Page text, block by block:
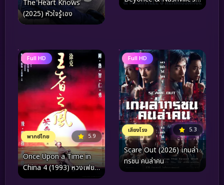
The Heart Knows
(2025) หัวใจรู้เอง
Renaissance (2024)
Full HD
พากย์ไทย 5.9
Once Upon a Time in
China 4 (1993) หวงเฟย
หง 4 บรมคนพิทักษ์ชาติ
Full HD
เสียงโรง 5.3
Scare Out (2026) เกมล่า
ทรชน คนล่าคน